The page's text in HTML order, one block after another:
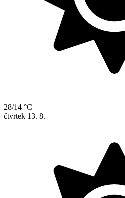
28/14 °C
čtvrtek 13. 8.